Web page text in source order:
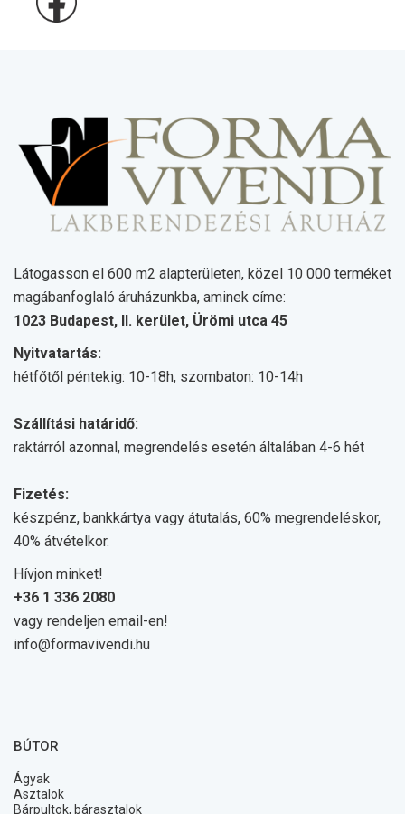
Látogasson el 600 m2 alapterületen, közel 10 000 terméket
magábanfoglaló áruházunkba, aminek címe:
1023 Budapest, II. kerület, Ürömi utca 45
Nyitvatartás:
hétfőtől péntekig: 10-18h, szombaton: 10-14h
Szállítási határidő:
raktárról azonnal, megrendelés esetén általában 4-6 hét
Fizetés:
készpénz, bankkártya vagy átutalás, 60% megrendeléskor,
40% átvételkor.
Hívjon minket!
+36 1 336 2080
vagy rendeljen email-en!
info@formavivendi.hu
BÚTOR
Ágyak
Asztalok
Bárpultok, bárasztalok